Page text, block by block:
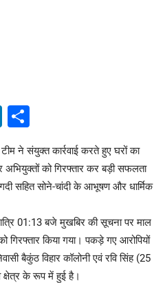
LinkedIn
ने संयुक्त कार्रवाई करते हुए घरों का
अभियुक्तों को गिरफ्तार कर बड़ी सफलता
सहित सोने-चांदी के आभूषण और धार्मिक
01:13 बजे मुखबिर की सूचना पर माल
गिरफ्तार किया गया। पकड़े गए आरोपियों
बैकुंठ विहार कॉलोनी एवं रवि सिंह (25
क्षेत्र के रूप में हुई है।